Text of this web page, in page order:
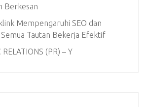
Berkesan
Mempengaruhi SEO dan
Tautan Bekerja Efektif
(PR) – Y